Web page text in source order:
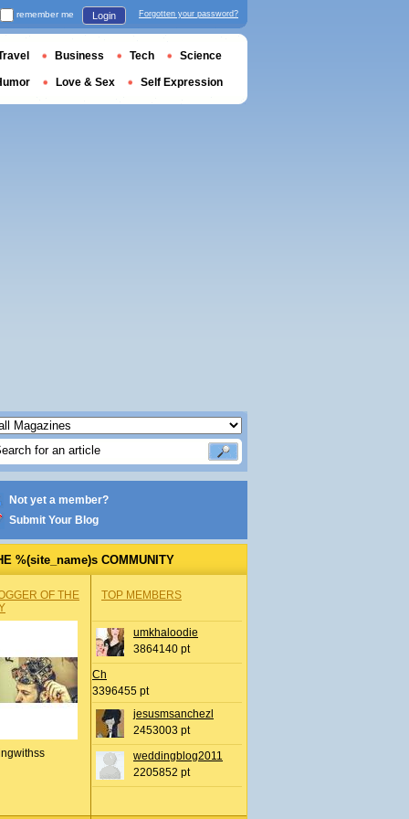
Not yet a member?
Submit Your Blog
%(site_name)s COMMUNITY
OF THE
TOP MEMBERS
umkhaloodie
3864140 pt
Ch
3396455 pt
jesusmsanchezl
2453003 pt
weddingblog2011
2205852 pt
remember me Login Forgotten your password?
Business Tech Science
Love & Sex Self Expression